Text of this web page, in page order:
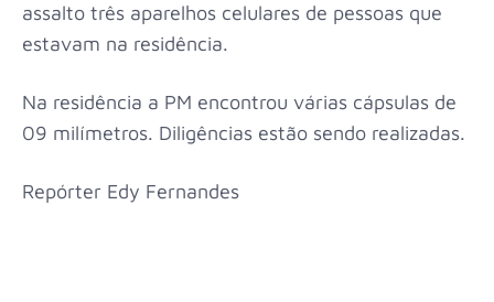
assalto três aparelhos celulares de pessoas que
estavam na residência.
Na residência a PM encontrou várias cápsulas de
09 milímetros. Diligências estão sendo realizadas.
Repórter Edy Fernandes